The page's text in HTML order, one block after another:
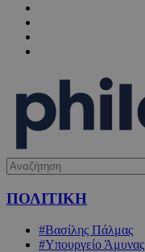
ΠΟΛΙΤΙΚΗ
#Βασίλης Πάλμας
#Υπουργείο Άμυνας